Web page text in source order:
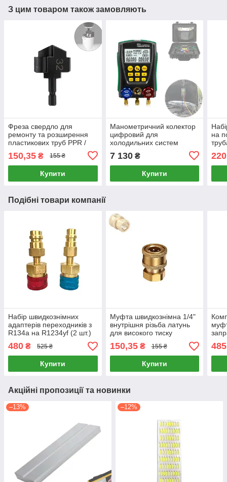
З цим товаром також замовляють
Фреза свердло для
ремонту та розширення
пластикових труб PPR /
1/4") для відновлення
фітингів
150,35 ₴ 155 ₴
Купити
Манометричний колектор
цифровий для
холодильних систем
7 130₴
Купити
на
220
Подібні товари компанії
Набір швидкознімних
адаптерів переходників з
R134a на R1234yf (2 шт.)
Муфти для заправки
автомобільних
кондиціонерів
480 ₴ 525 ₴
Купити
Муфта швидкознімна 1/4"
внутрішня різьба латунь
для високого тиску
150,35₴ 155 ₴
Купити
485
Акційні пропозиції та новинки
–13% –12%